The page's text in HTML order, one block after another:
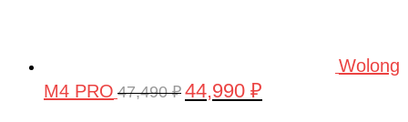
Wolong
M4 PRO 47,490₽ Первоначальная
44,990 ₽